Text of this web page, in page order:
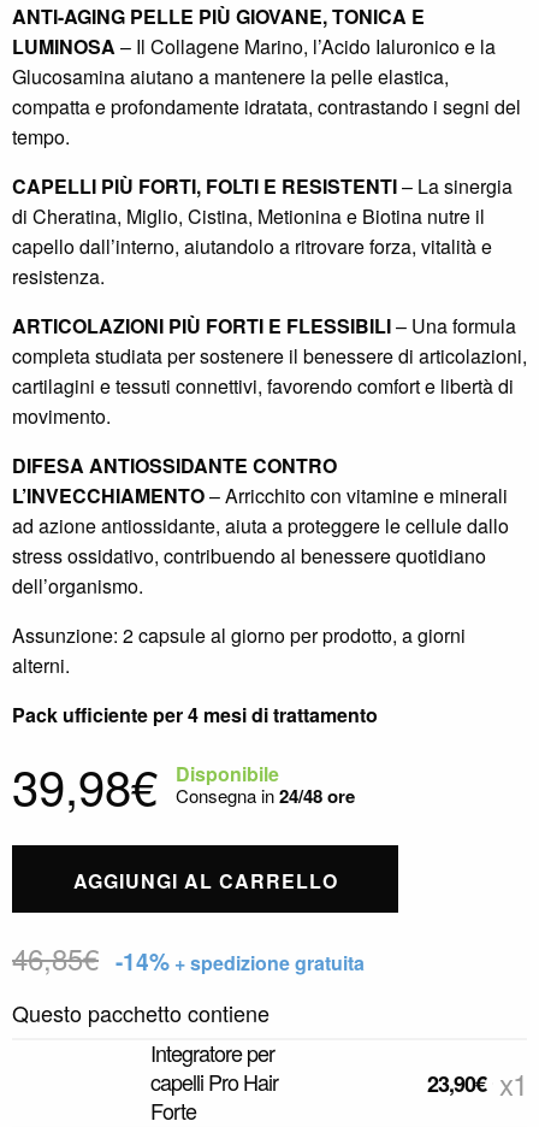
ANTI-AGING PELLE PIÙ GIOVANE, TONICA E
LUMINOSA – Il Collagene Marino, l’Acido Ialuronico e la
Glucosamina aiutano a mantenere la pelle elastica,
compatta e profondamente idratata, contrastando i segni del
tempo.
CAPELLI PIÙ FORTI, FOLTI E RESISTENTI– La sinergia
di Cheratina, Miglio, Cistina, Metionina e Biotina nutre il
capello dall’interno, aiutandolo a ritrovare forza, vitalità e
resistenza.
ARTICOLAZIONI PIÙ FORTI E FLESSIBILI– Una formula
completa studiata per sostenere il benessere di articolazioni,
cartilagini e tessuti connettivi, favorendo comfort e libertà di
movimento.
DIFESA ANTIOSSIDANTE CONTRO
L’INVECCHIAMENTO– Arricchito con vitamine e minerali
ad azione antiossidante, aiuta a proteggere le cellule dallo
stress ossidativo, contribuendo al benessere quotidiano
dell’organismo.
Assunzione: 2 capsule al giorno per prodotto, a giorni
alterni.
Pack ufficiente per 4 mesi di trattamento
39,98€ Disponibile
Consegna in24/48 ore
AGGIUNGI AL CARRELLO
46,85€ -14% + spedizione gratuita
Questo pacchetto contiene
Integratore per
capelli Pro Hair
Forte
23,90€ x1